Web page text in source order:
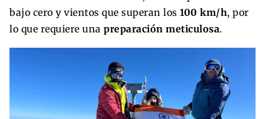
bajo cero y vientos que superan los 100 km/h, por
lo que requiere una preparación meticulosa.